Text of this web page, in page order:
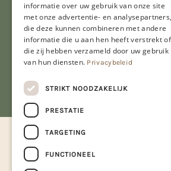
© Copyright 2026 Limburgs
website webmix
informatie over uw gebruik van onze site
met onze advertentie- en analysepartners,
die deze kunnen combineren met andere
informatie die u aan hen heeft verstrekt of
die zij hebben verzameld door uw gebruik
van hun diensten. Privacybeleid
STRIKT NOODZAKELIJK
PRESTATIE
TARGETING
FUNCTIONEEL